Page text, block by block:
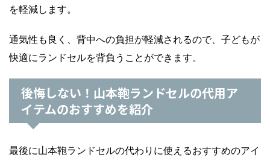
を軽減します。
通気性も良く、背中への負担が軽減されるので、子どもが
快適にランドセルを背負うことができます。
後悔しない！山本鞄ランドセルの代用ア
イテムのおすすめを紹介
最後に山本鞄ランドセルの代わりに使えるおすすめのアイ